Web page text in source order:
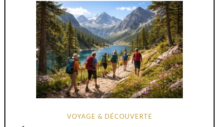
VOYAGE & DÉCOUVERTE